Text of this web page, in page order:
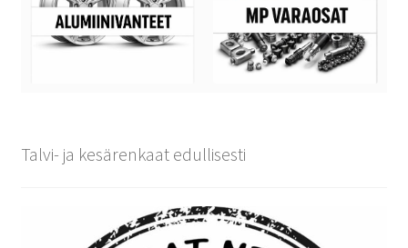
Talvi- ja kesärenkaat edullisesti